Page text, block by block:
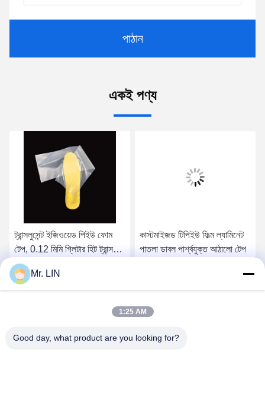
পাঠান
একই পণ্য
ট্রান্সলুসেন্ট ইজিওয়েড পিইউ ফোম
টেপ, 0.12 মিমি গ্লিটার হিট ট্রান্সফার
ভিনাইল রোল
সেরা মূল্য পান
কাস্টমাইজড টিপিইউ ফিল্ম ল্যামিনেট
পাতলা ডাবল পার্শ্বযুক্ত আঠালো টেপ
সেরা মূল্য পান
Mr. LIN
1:25 AM
Good day, what product are you looking for?